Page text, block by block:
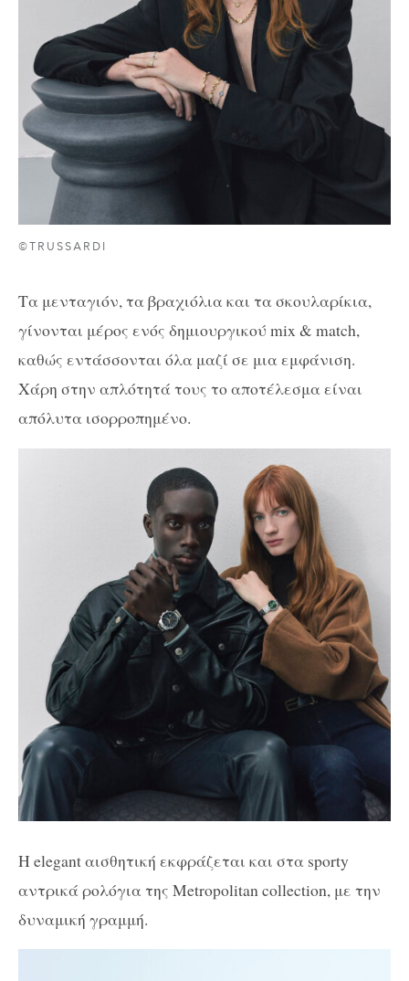
©TRUSSARDI
Τα μενταγιόν, τα βραχιόλια και τα σκουλαρίκια,
γίνονται μέρος ενός δημιουργικού mix & match,
καθώς εντάσσονται όλα μαζί σε μια εμφάνιση.
Χάρη στην απλότητά τους το αποτέλεσμα είναι
απόλυτα ισορροπημένο.
Η elegant αισθητική εκφράζεται και στα sporty
αντρικά ρολόγια της Metropolitan collection, με την
δυναμική γραμμή.